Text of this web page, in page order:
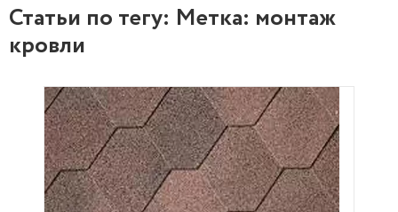
Статьи по тегу: Метка: монтаж
кровли